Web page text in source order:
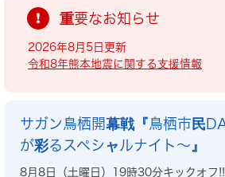
重要なお知らせ
2026年8月5日更新
令和8年熊本地震に関する支援情報
サガン鳥栖開幕戦『鳥栖市民
が彩るスペシャルナイト～』
8月8日（土曜日）19時30分キックオフ!!